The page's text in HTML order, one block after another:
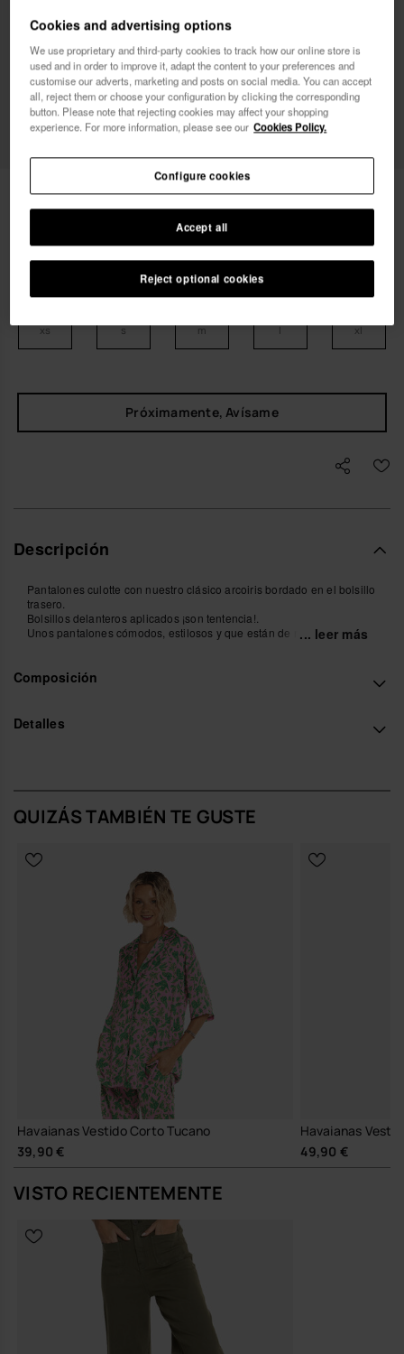
Havaianas Pantalones Hava Clásico 39,90 €
Envío gratis en todos tus pedidos
Selecciona tu talla
xs s m l xl
Próximamente, Avísame
Descripción
Pantalones culotte con nuestro clásico arcoiris bordado en el bolsillo
trasero.
Bolsillos delanteros aplicados ¡son tentencia!.
Unos pantalones cómodos, estilosos y que están de moda.
Havaianas en España, y lleva tu estilo al siguiente nivel.
... leer más
Composición
Detalles
QUIZÁS TAMBIÉN TE GUSTE
Havaianas Vestido Corto Tucano
39,90 €
Havaianas
49,90 €
VISTO RECIENTEMENTE
Deseo recibir comunicaciones comerciales por
cualquier medio. He leído y acepto laPolítica de
Privacidad.
quiero un 10% dto.
Cookies and advertising options
We use proprietary and third-party cookies to track how our online store is
used and in order to improve it, adapt the content to your preferences and
customise our adverts, marketing and posts on social media. You can accept
all, reject them or choose your configuration by clicking the corresponding
button. Please note that rejecting cookies may affect your shopping
experience. For more information, please see our Cookies Policy.
Reject optional cookies
Accept all
Configure cookies